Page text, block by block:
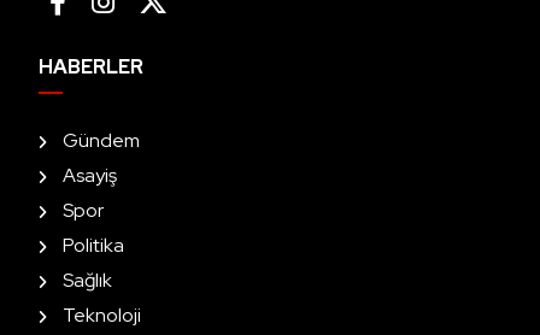
HABERLER
Gündem
Asayiş
Spor
Politika
Sağlık
Teknoloji